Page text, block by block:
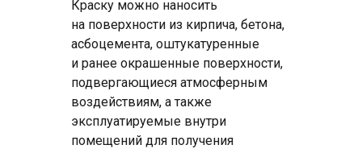
Краску можно наносить
на поверхности из кирпича, бетона,
асбоцемента, оштукатуренные
и ранее окрашенные поверхности,
подвергающиеся атмосферным
воздействиям, а также
эксплуатируемые внутри
помещений для получения